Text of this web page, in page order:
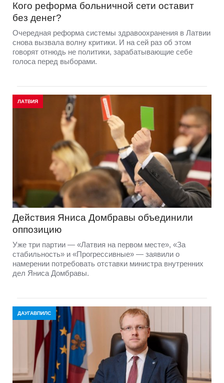
Кого реформа больничной сети оставит
без денег?
Очередная реформа системы здравоохранения в Латвии
снова вызвала волну критики. И на сей раз об этом
говорят отнюдь не политики, зарабатывающие себе
голоса перед выборами.
ЛАТВИЯ
Действия Яниса Домбравы объединили
оппозицию
Уже три партии — «Латвия на первом месте», «За
стабильность» и «Прогрессивные» — заявили о
намерении потребовать отставки министра внутренних
дел Яниса Домбравы.
ДАУГАВПИЛС